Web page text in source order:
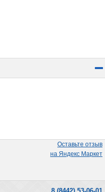
Оставьте отзыв
на Яндекс Маркет